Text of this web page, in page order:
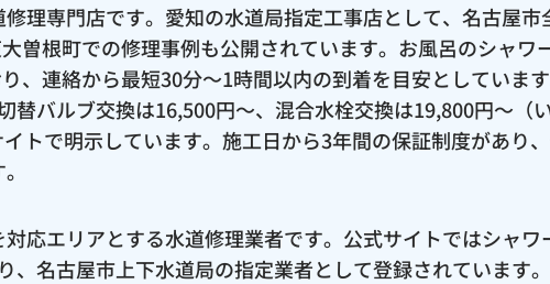
理専門店です。愛知の水道局指定工事店として、名古屋市
曽根町での修理事例も公開されています。お風呂のシャワ
、連絡から最短30分〜1時間以内の到着を目安としていま
替バルブ交換は16,500円〜、混合水栓交換は19,800円〜（
トで明示しています。施工日から3年間の保証制度があり
応エリアとする水道修理業者です。公式サイトではシャワ
、名古屋市上下水道局の指定業者として登録されています